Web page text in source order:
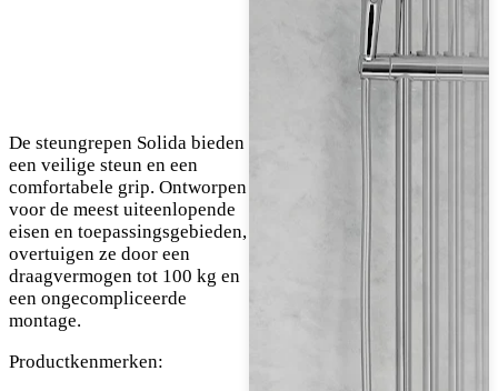
De steungrepen Solida bieden
een veilige steun en een
comfortabele grip. Ontworpen
voor de meest uiteenlopende
eisen en toepassingsgebieden,
overtuigen ze door een
draagvermogen tot 100 kg en
een ongecompliceerde
montage.
Productkenmerken: